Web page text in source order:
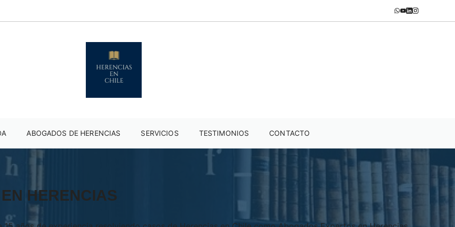
ABOGADOS DE HERENCIAS SERVICIOS TESTIMONIOS CONTACTO
HERENCIAS